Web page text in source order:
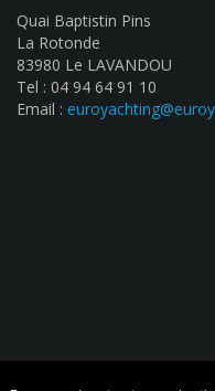
Quai Baptistin Pins
La Rotonde
83980 Le LAVANDOU
Tel : 04 94 64 91 10
Email :